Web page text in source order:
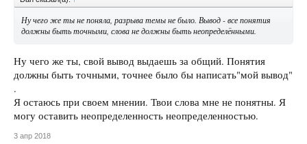
Ну чего же ты не поняла, разрыва темы не было. Вывод - все понятия
должны быть точными, слова не должны быть неопределёнными.
Ну чего же ты, свой вывод выдаешь за общий. Понятия
должны быть точными, точнее было бы написать"мой вывод"
.
Я остаюсь при своем мнении. Твои слова мне не понятны. Я
могу оставить неопределенность неопределенностью.
3 апр 2018